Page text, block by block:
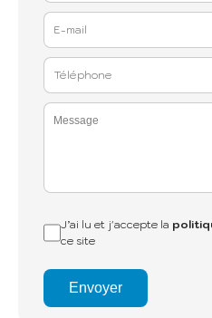
J’ai lu et j'accepte la
ce site
Envoyer